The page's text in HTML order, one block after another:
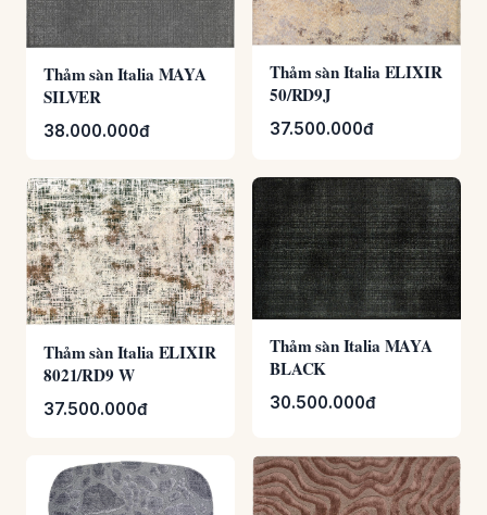
Thảm sàn Italia MAYA
SILVER
38.000.000đ
Thảm sàn Italia ELIXIR
50/RD9J
37.500.000đ
Thảm sàn Italia ELIXIR
8021/RD9 W
37.500.000đ
Thảm sàn Italia MAYA
BLACK
30.500.000đ